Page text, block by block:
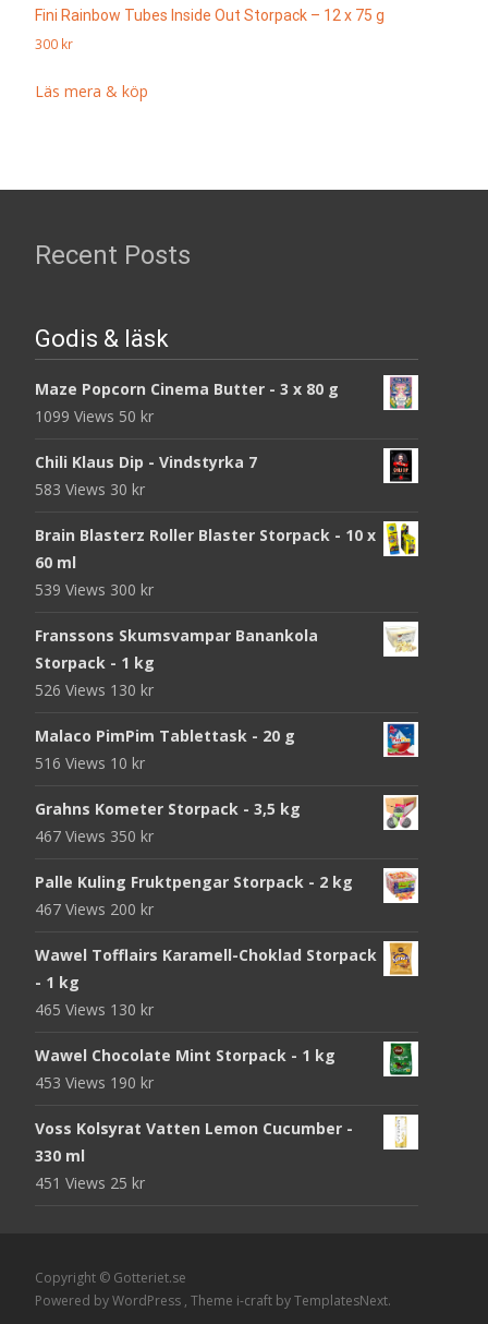
Fini Rainbow Tubes Inside Out Storpack – 12 x 75 g
300 kr
Läs mera & köp
Recent Posts
Godis & läsk
Maze Popcorn Cinema Butter - 3 x 80 g
1099 Views 50 kr
Chili Klaus Dip - Vindstyrka 7
583 Views 30 kr
Brain Blasterz Roller Blaster Storpack - 10 x
60 ml
539 Views 300 kr
Franssons Skumsvampar Banankola
Storpack - 1 kg
526 Views 130 kr
Malaco PimPim Tablettask - 20 g
516 Views 10 kr
Grahns Kometer Storpack - 3,5 kg
467 Views 350 kr
Palle Kuling Fruktpengar Storpack - 2 kg
467 Views 200 kr
Wawel Tofflairs Karamell-Choklad Storpack
- 1 kg
465 Views 130 kr
Wawel Chocolate Mint Storpack - 1 kg
453 Views 190 kr
Voss Kolsyrat Vatten Lemon Cucumber -
330 ml
451 Views 25 kr
Copyright © Gotteriet.se
Powered by WordPress , Theme i-craft by TemplatesNext.